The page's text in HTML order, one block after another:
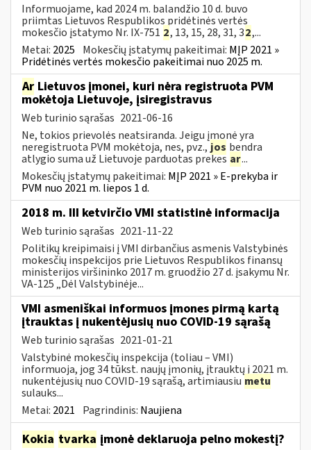
Informuojame, kad 2024 m. balandžio 10 d. buvo
priimtas Lietuvos Respublikos pridėtinės vertės
mokesčio įstatymo Nr. IX-751 2, 13, 15, 28, 31, 32,...
Metai: 2025 Mokesčių įstatymų pakeitimai: MĮP 2021 »
Pridėtinės vertės mokesčio pakeitimai nuo 2025 m.
Ar Lietuvos įmonei, kuri nėra registruota PVM
mokėtoja Lietuvoje, įsiregistravus
Web turinio sąrašas 2021-06-16
Ne, tokios prievolės neatsiranda. Jeigu įmonė yra
neregistruota PVM mokėtoja, nes, pvz., jos bendra
atlygio suma už Lietuvoje parduotas prekes ar...
Mokesčių įstatymų pakeitimai: MĮP 2021 » E-prekyba ir
PVM nuo 2021 m. liepos 1 d.
2018 m. III ketvirčio VMI statistinė informacija
Web turinio sąrašas 2021-11-22
Politikų kreipimaisi į VMI dirbančius asmenis Valstybinės
mokesčių inspekcijos prie Lietuvos Respublikos finansų
ministerijos viršininko 2017 m. gruodžio 27 d. įsakymu Nr.
VA-125 „Dėl Valstybinėje...
VMI asmeniškai informuos įmones pirmą kartą
įtrauktas į nukentėjusių nuo COVID-19 sąrašą
Web turinio sąrašas 2021-01-21
Valstybinė mokesčių inspekcija (toliau – VMI)
informuoja, jog 34 tūkst. naujų įmonių, įtrauktų į 2021 m.
nukentėjusių nuo COVID-19 sąrašą, artimiausiu metu
sulauks...
Metai: 2021 Pagrindinis: Naujiena
Kokia tvarka įmonė deklaruoja pelno mokestį?